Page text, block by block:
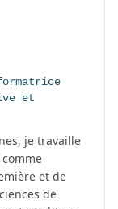
et
je travaille
et de
de